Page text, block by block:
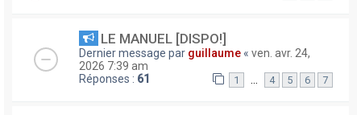
LE MANUEL [DISPO!]
Dernier message par guillaume « ven. avr. 24,
2026 7:39 am
Réponses : 61 1 … 4 5 6 7